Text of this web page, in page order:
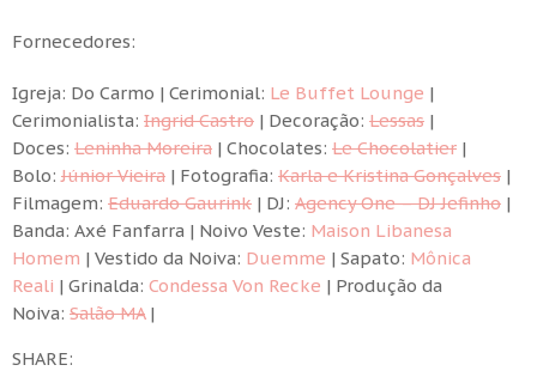
Fornecedores:
Igreja: Do Carmo | Cerimonial: Le Buffet Lounge |
Cerimonialista: Ingrid Castro | Decoração: Lessas |
Doces: Leninha Moreira | Chocolates: Le Chocolatier |
Bolo: Júnior Vieira | Fotografia: Karla e Kristina Gonçalves |
Filmagem: Eduardo Gaurink | DJ: Agency One – DJ Jefinho |
Banda: Axé Fanfarra | Noivo Veste: Maison Libanesa
Homem | Vestido da Noiva: Duemme | Sapato: Mônica
Reali | Grinalda: Condessa Von Recke | Produção da
Noiva: Salão MA|
SHARE: